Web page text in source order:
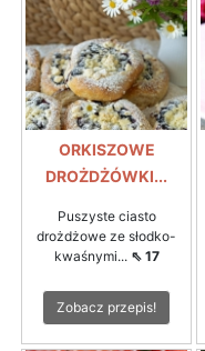
ORKISZOWE
DROŻDŻÓWKI...
Puszyste ciasto
drożdżowe ze słodko-
kwaśnymi... ⇖ 17
Zobacz przepis!